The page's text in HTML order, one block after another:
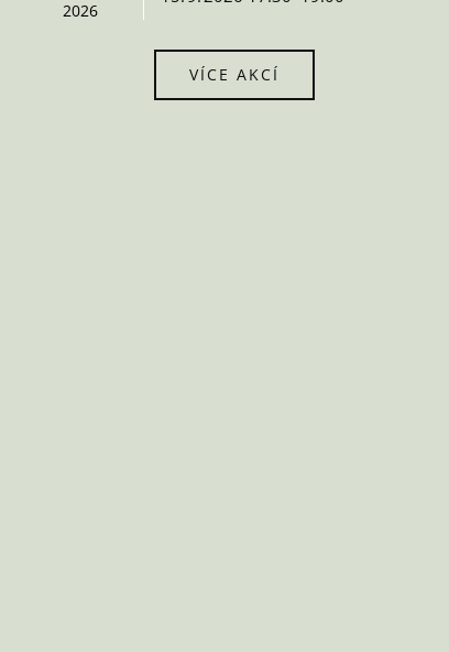
2026
VÍCE AKCÍ